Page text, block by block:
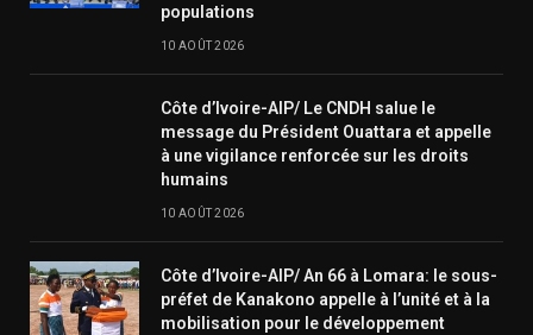
populations
10 AOÛT 2026
Côte d’Ivoire-AIP/ Le CNDH salue le
message du Président Ouattara et appelle
à une vigilance renforcée sur les droits
humains
10 AOÛT 2026
Côte d’Ivoire-AIP/ An 66 à Lomara: le sous-
préfet de Kanakono appelle à l’unité et à la
mobilisation pour le développement